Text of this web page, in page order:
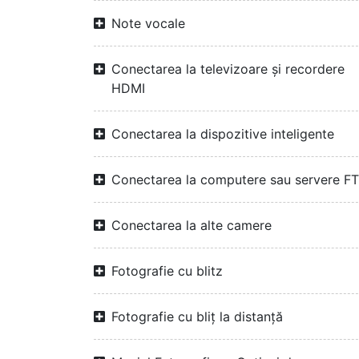
Note vocale
Conectarea la televizoare și recordere
HDMI
Conectarea la dispozitive inteligente
Conectarea la computere sau servere
Conectarea la alte camere
Fotografie cu blitz
Fotografie cu bliț la distanță